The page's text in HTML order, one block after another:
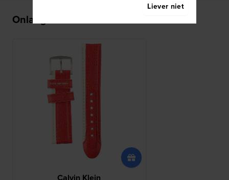
Onlangs bekeken
Liever niet